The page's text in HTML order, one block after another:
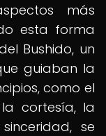
más
esta forma
Bushido, un
guiaban la
como el
cortesía, la
se